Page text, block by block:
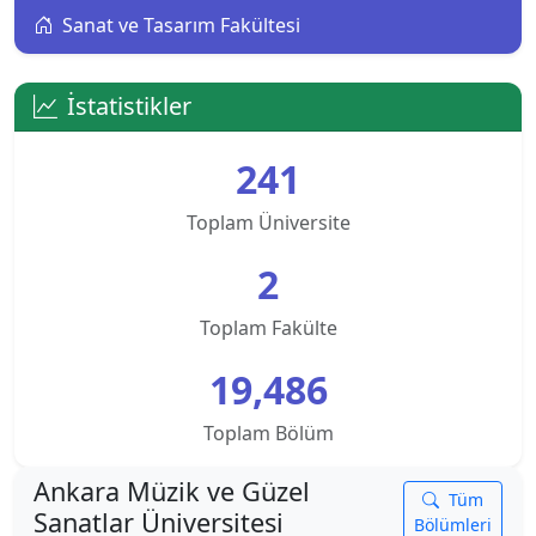
Alanya Üniversitesi
Altınbaş Üniversitesi
Ankara Hacı Bayram Veli Üniversitesi
Ankara Medipol Üniversitesi
Ankara Müzik ve Güzel Sanatlar Üniversitesi
Ankara Sosyal Bilimler Üniversitesi
Sanat ve Tasarım Fakültesi
İstatistikler
241
Toplam Üniversite
2
Toplam Fakülte
19,486
Toplam Bölüm
Ankara Müzik ve Güzel
Sanatlar Üniversitesi
Tüm
Bölümleri